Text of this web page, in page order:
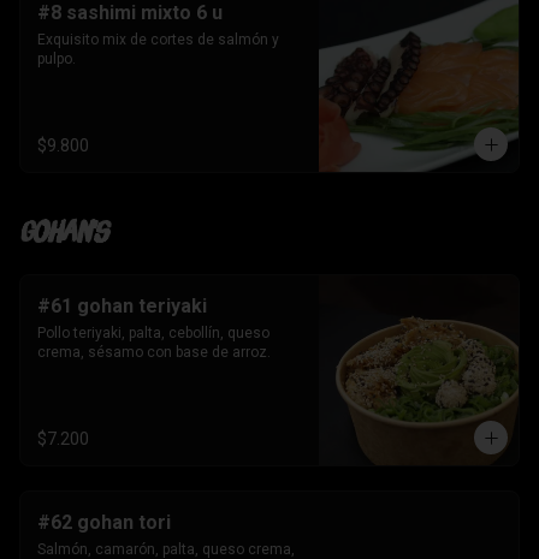
#8 sashimi mixto 6 u
Exquisito mix de cortes de salmón y
pulpo.
$9.800
Gohan's
#61 gohan teriyaki
Pollo teriyaki, palta, cebollín, queso
crema, sésamo con base de arroz.
$7.200
#62 gohan tori
Salmón, camarón, palta, queso crema,